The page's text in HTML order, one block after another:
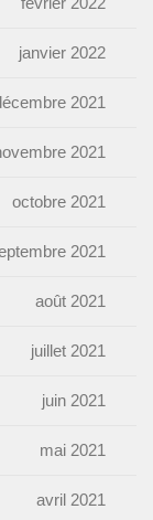
janvier 2022
2021
2021
octobre 2021
2021
août 2021
juillet 2021
juin 2021
mai 2021
avril 2021